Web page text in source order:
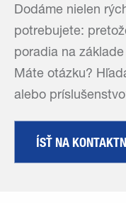
Dodáme nielen
potrebujete:
poradia na
Máte otázku?
alebo
ÍSŤ NA